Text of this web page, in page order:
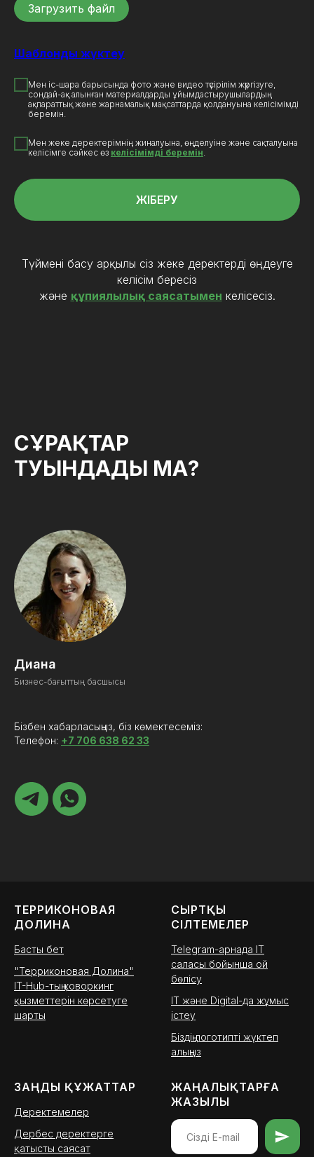
Загрузить файл
Шаблонды жүктеу
Мен іс-шара барысында фото және видео түсірілім жүргізуге,
сондай-ақ алынған материалдарды ұйымдастырушылардың
ақпараттық және жарнамалық мақсаттарда қолдануына келісімімді
беремін.
Мен жеке деректерімнің жиналуына, өңделуіне және сақталуына
келісімге сәйкес өз келісімімді беремін.
ЖІБЕРУ
Түймені басу арқылы сіз жеке деректерді өңдеуге
келісім бересіз
және құпиялылық саясатымен келісесіз.
СҰРАҚТАР
ТУЫНДАДЫ МА?
Диана
Бизнес-бағыттың басшысы
Бізбен хабарласыңыз, біз көмектесеміз:
Телефон: +7 706 638 62 33
ТЕРРИКОНОВАЯ
ДОЛИНА
Басты бет
"Терриконовая Долина"
IT-Hub-тың коворкинг
қызметтерін көрсетуге
шарты
СЫРТҚЫ
СІЛТЕМЕЛЕР
Telegram-арнада IT
саласы бойынша ой
бөлісу
IT және Digital-да жұмыс
істеу
Біздің логотипті жүктеп
алыңыз
ЗАҢДЫ ҚҰЖАТТАР
Деректемелер
Дербес деректерге
қатысты саясат
ЖАҢАЛЫҚТАРҒА
ЖАЗЫЛЫ